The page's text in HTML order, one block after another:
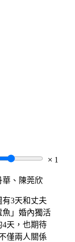
1
華、陳莞欣
3天和丈夫
魚」婚內獨活
天，也期待
僅兩人關係